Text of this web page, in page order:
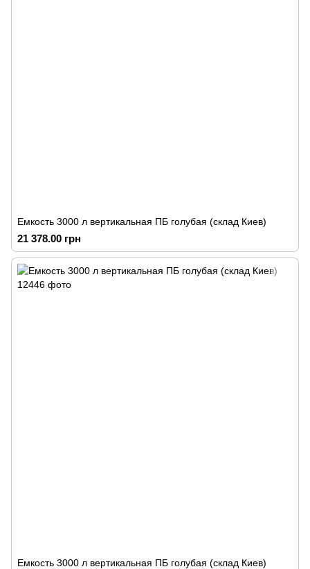
Емкость 3000 л вертикальная ПБ голубая (склад Киев)
21 378.00 грн
Емкость 3000 л вертикальная ПБ голубая (склад Киев)